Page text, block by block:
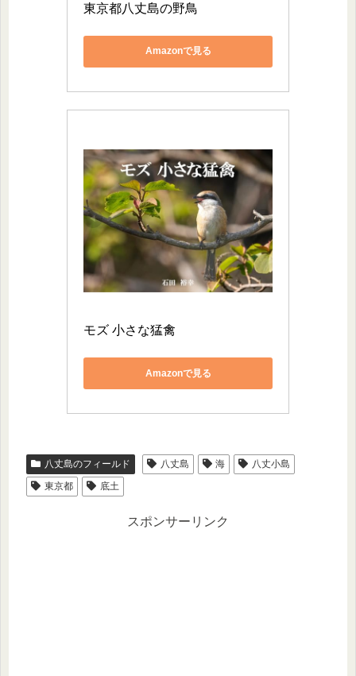
東京都八丈島の野鳥
Amazonで見る
モズ 小さな猛禽
Amazonで見る
八丈島のフィールド 八丈島 海
八丈小島
東京都
底土
スポンサーリンク